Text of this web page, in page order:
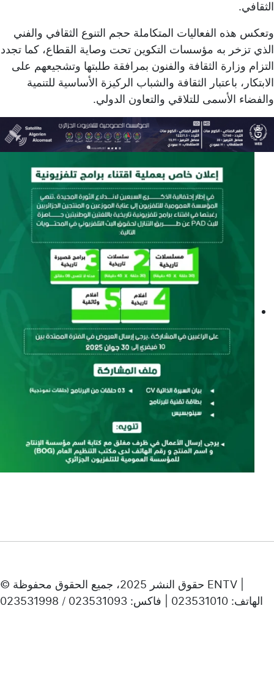
الثقافي.
وتعكس هذه الفعاليات المتكاملة حجم التنوع الثقافي والفني
الذي تزخر به مؤسسات التكوين تحت وصاية القطاع، كما تجدد
التزام وزارة الثقافة والفنون بمرافقة طلبتها وتشجيعهم على
الابتكار، باعتبار الثقافة والشباب الركيزة الأساسية للتنمية
والفضاء الأسمى للتلاقي والتعاون الدولي.
© حقوق النشر 2025، جميع الحقوق محفوظة ENTV |
الهاتف: 023531010 | فاكس: 023531093 / 023531998